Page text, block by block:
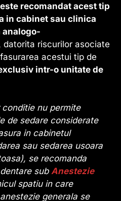
recomandat acest tip
in cabinet sau clinica
analogo-
, datorita riscurilor asociate
acestui tip de
intr-o unitate de
nu permite
de sedare considerate
in cabinetul
sau sedarea usoara
se recomanda
sub Anestezie
spatiu in care
generala se